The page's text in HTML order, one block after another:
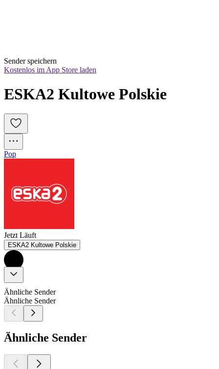
Sender speichern
Kostenlos im App Store laden
ESKA2 Kultowe Polskie
Pop
Jetzt Läuft
ESKA2 Kultowe Polskie
Ähnliche Sender
Ähnliche Sender
Ähnliche Sender